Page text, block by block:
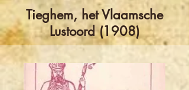
Tieghem, het Vlaamsche
Lustoord (1908)